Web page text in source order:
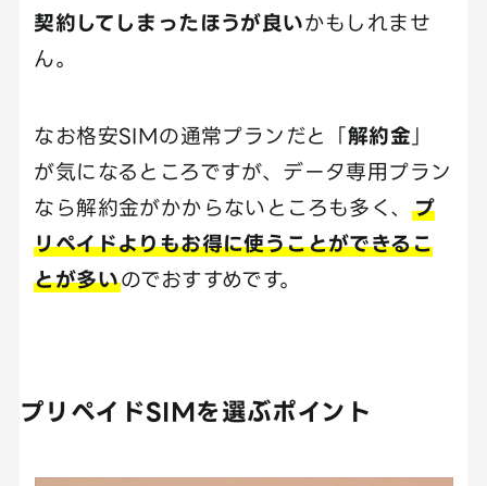
契約してしまったほうが良いかもしれませ
ん。
なお格安SIMの通常プランだと「解約金 」
が気になるところですが、データ専用プラン
なら解約金がかからないところも多く、 プ
リペイドよりもお得に使うことができるこ
とが多いのでおすすめです。
プリペイドSIMを選ぶポイント